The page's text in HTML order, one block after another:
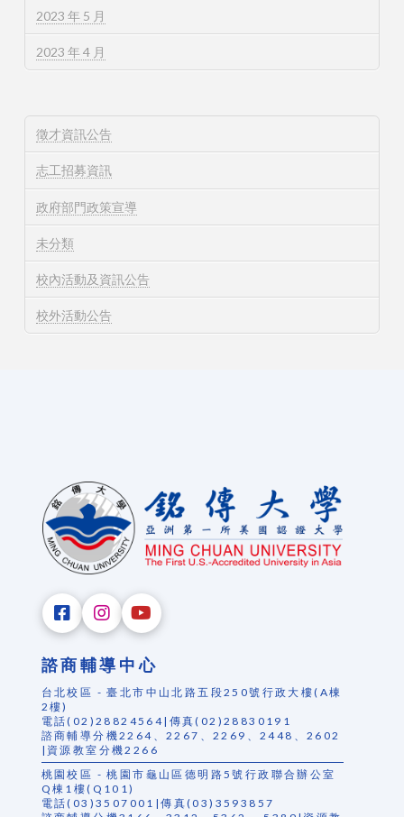
2023 年 5 月
2023 年 4 月
徵才資訊公告
志工招募資訊
政府部門政策宣導
未分類
校內活動及資訊公告
校外活動公告
諮商輔導中心
台北校區 - 臺北市中山北路五段250號行政大樓(A棟
2樓)
電話(02)28824564|傳真(02)28830191
諮商輔導分機2264、2267、2269、2448、2602
|資源教室分機2266
桃園校區 - 桃園市龜山區德明路5號行政聯合辦公室
Q棟1樓(Q101)
電話(03)3507001|傳真(03)3593857